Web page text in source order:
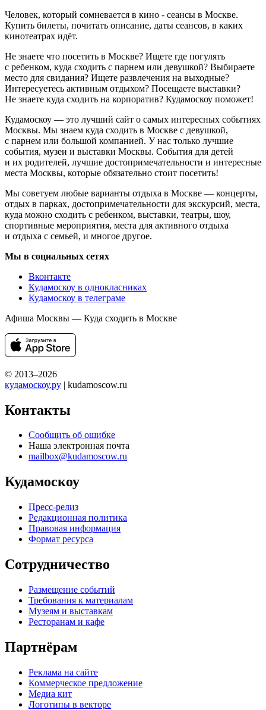
Человек, который сомневается в кино - сеансы в Москве.
Купить билеты, почитать описание, даты сеансов, в каких
кинотеатрах идёт.
Не знаете что посетить в Москве? Ищете где погулять
с ребенком, куда сходить с парнем или девушкой? Выбираете
место для свидания? Ищете развлечения на выходные?
Интересуетесь активным отдыхом? Посещаете выставки?
Не знаете куда сходить на корпоратив? Кудамоскоу поможет!
Кудамоскоу — это лучший сайт о самых интересных событиях
Москвы. Мы знаем куда сходить в Москве с девушкой,
с парнем или большой компанией. У нас только лучшие
события, музеи и выставки Москвы. События для детей
и их родителей, лучшие достопримечательности и интересные
места Москвы, которые обязательно стоит посетить!
Мы советуем любые варианты отдыха в Москве — концерты,
отдых в парках, достопримечательности для экскурсий, места,
куда можно сходить с ребенком, выставки, театры, шоу,
спортивные мероприятия, места для активного отдыха
и отдыха с семьей, и многое другое.
Мы в социальных сетях
Вконтакте
Кудамоскоу в однокласниках
Кудамоскоу в телеграме
Афиша Москвы — Куда сходить в Москве
© 2013–2026
кудамоскоу.ру | kudamoscow.ru
Контакты
Сообщить об ошибке
Наша электронная почта
mailbox@kudamoscow.ru
Кудамоскоу
Пресс-релиз
Редакционная политика
Правовая информация
Формат ресурса
Сотрудничество
Размещение событий
Требования к материалам
Музеям и выставкам
Ресторанам и кафе
Партнёрам
Реклама на сайте
Коммерческое предложение
Медиа кит
Логотипы в векторе